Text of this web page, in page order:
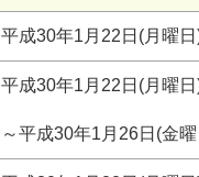
平成30年1月22日(月曜
平成30年1月22日(月曜
～平成30年1月26日(金